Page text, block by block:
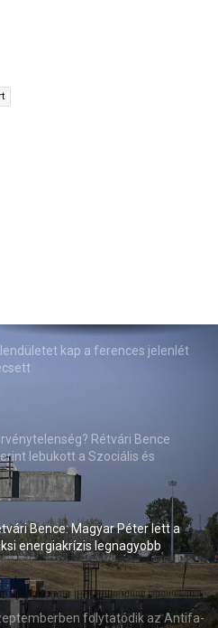
lendületet kap a ferences jelenlét
Rétvári Bence
lebukott a Szociális és
Minisztérium
Bence: Magyar Péter lett a
energiakrízis legnagyobb
(VIDEÓ)
folytatódik az Antifa-